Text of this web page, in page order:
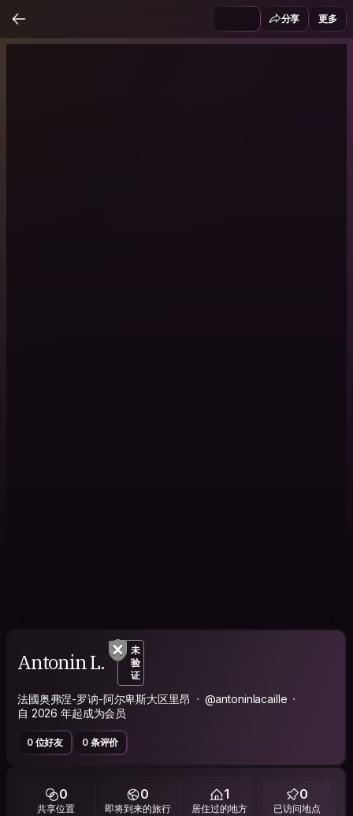
分享 更多
Antonin L.
未
验
证
法國奥弗涅-罗讷-阿尔卑斯大区里昂
@antoninlacaille
自 2026 年起成为会员
0 位好友 0 条评价
0
共享位置
0
即将到来的旅行
1
居住过的地方
0
已访问地点